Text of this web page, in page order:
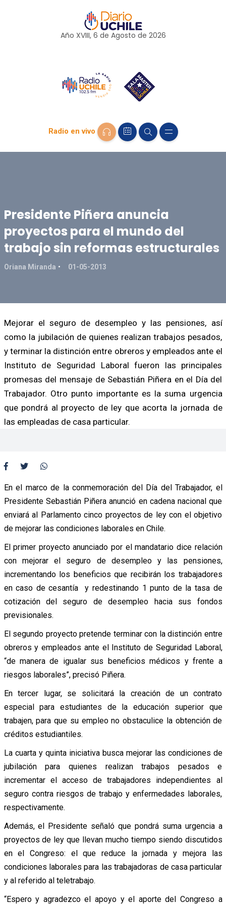
Año XVIII, 6 de Agosto de 2026
Radio en vivo
Presidente Piñera anuncia
proyectos para el mundo del
trabajo sin reformas estructurales
Oriana Miranda 01-05-2013
Mejorar el seguro de desempleo y las pensiones, así
como la jubilación de quienes realizan trabajos pesados,
y terminar la distinción entre obreros y empleados ante el
Instituto de Seguridad Laboral fueron las principales
promesas del mensaje de Sebastián Piñera en el Día del
Trabajador. Otro punto importante es la suma urgencia
que pondrá al proyecto de ley que acorta la jornada de
las empleadas de casa particular.
En el marco de la conmemoración del Día del Trabajador, el
Presidente Sebastián Piñera anunció en cadena nacional que
enviará al Parlamento cinco proyectos de ley con el objetivo
de mejorar las condiciones laborales en Chile.
El primer proyecto anunciado por el mandatario dice relación
con mejorar el seguro de desempleo y las pensiones,
incrementando los beneficios que recibirán los trabajadores
en caso de cesantía y redestinando 1 punto de la tasa de
cotización del seguro de desempleo hacia sus fondos
previsionales.
El segundo proyecto pretende terminar con la distinción entre
obreros y empleados ante el Instituto de Seguridad Laboral,
“de manera de igualar sus beneficios médicos y frente a
riesgos laborales”, precisó Piñera.
En tercer lugar, se solicitará la creación de un contrato
especial para estudiantes de la educación superior que
trabajen, para que su empleo no obstaculice la obtención de
créditos estudiantiles.
La cuarta y quinta iniciativa busca mejorar las condiciones de
jubilación para quienes realizan trabajos pesados e
incrementar el acceso de trabajadores independientes al
seguro contra riesgos de trabajo y enfermedades laborales,
respectivamente.
Además, el Presidente señaló que pondrá suma urgencia a
proyectos de ley que llevan mucho tiempo siendo discutidos
en el Congreso: el que reduce la jornada y mejora las
condiciones laborales para las trabajadoras de casa particular
y al referido al teletrabajo.
“Espero y agradezco el apoyo y el aporte del Congreso a